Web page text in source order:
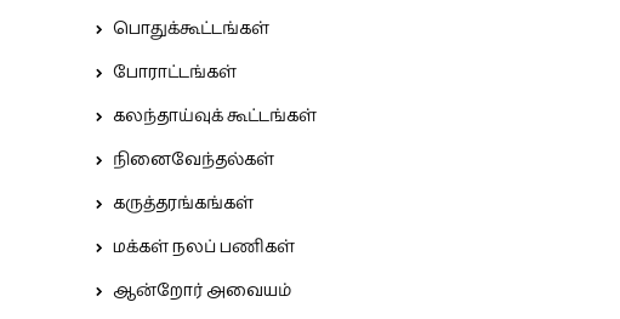
பொதுக்கூட்டங்கள்
போராட்டங்கள்
கலந்தாய்வுக் கூட்டங்கள்
நினைவேந்தல்கள்
கருத்தரங்கங்கள்
மக்கள் நலப் பணிகள்
ஆன்றோர் அவையம்